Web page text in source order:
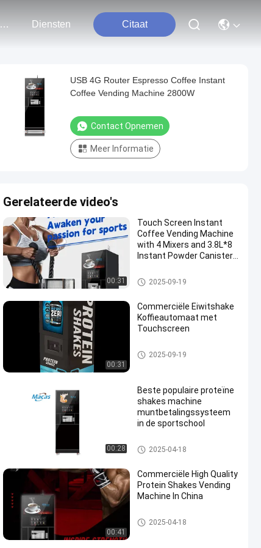
Neem Contact Met Ons Op Diensten Citaat
USB 4G Router Espresso Coffee Instant
Coffee Vending Machine 2800W
Contact Opnemen
Meer Informatie
Gerelateerde video's
00:31
Touch Screen Instant
Coffee Vending Machine
with 4 Mixers and 3.8L*8
Instant Powder Canisters
Espresso Brewer
Instant koffie automaten
2025-09-19
00:31
Commerciële Eiwitshake
Koffieautomaat met
Touchscreen
Instant koffie automaten
2025-09-19
00:28
Beste populaire proteïne
shakes machine
muntbetalingssysteem
in de sportschool
Instant koffie automaten
2025-04-18
00:41
Commerciële High Quality
Protein Shakes Vending
Machine In China
Instant koffie automaten
2025-04-18